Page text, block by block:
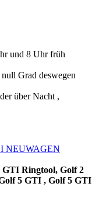
und 8 Uhr früh
Grad deswegen
über Nacht ,
NEUWAGEN
Ringtool, Golf 2
5 GTI , Golf 5 GTI